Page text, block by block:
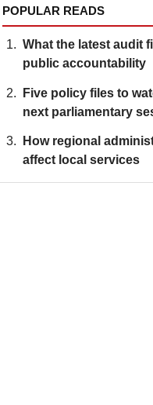
POPULAR READS
What the latest audit
public accountability
Five policy files to
next parliamentary
How regional
affect local services